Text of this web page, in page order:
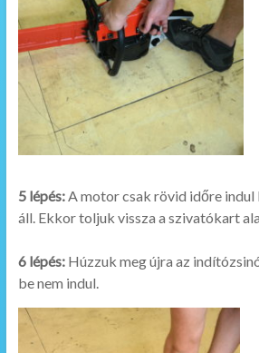
5 lépés:A motor csak rövid időre indul
áll. Ekkor toljuk vissza a szivatókart
6 lépés:Húzzuk meg újra az
be nem indul.